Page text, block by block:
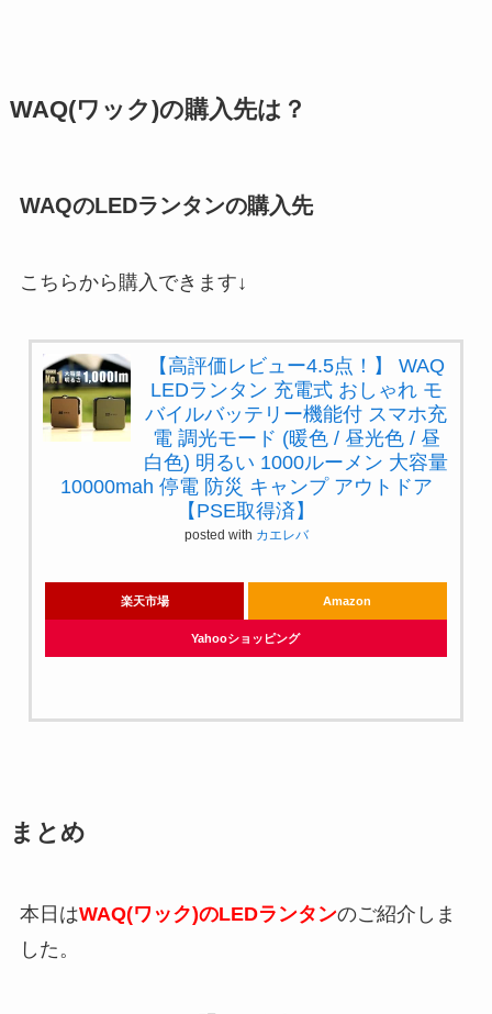
WAQ(ワック)の購入先は？
WAQのLEDランタンの購入先
こちらから購入できます↓
【高評価レビュー4.5点！】 WAQ
LEDランタン 充電式 おしゃれ モ
バイルバッテリー機能付 スマホ充
電 調光モード (暖色 / 昼光色 / 昼
白色) 明るい 1000ルーメン 大容量
10000mah 停電 防災 キャンプ アウトドア
【PSE取得済】
posted with カエレバ
楽天市場 Amazon
Yahooショッピング
まとめ
本日はWAQ(ワック)のLEDランタンのご紹介しま
した。